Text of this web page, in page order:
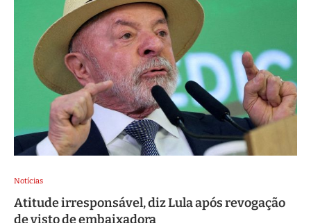
Notícias
Atitude irresponsável, diz Lula após revogação
de visto de embaixadora